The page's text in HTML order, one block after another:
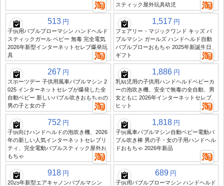
スティック屋外玩具幼児
513 円
子供用バブルブローマシン ハンドヘルド
スティックガール ベビー 無毒 完全電気
2026年新型インターネットセレブ爆発玩
具
1,517 円
フェアリー・マジックワンド キッズ バ
ブルマシン ガールズ ハンドヘルド自動
バブルブローおもちゃ 2025年新誕生日
ギフト
267 円
スポーツデー 子供用風車バブルマシン 2
025 インターネットセレブが爆発した全
自動ベビー 新しいバブル吹きおもちゃの
男の子と女の子
1,886 円
乳幼児用の子供用ハンドヘルドベビーカ
ーの泡吹き機、安全で無毒の全自動、男
女ともに 2026年インターネットセレブ
ヒット
752 円
子供向けハンドヘルドの泡吹き機、2026
年の新しい人気インターネットセレブリ
ティ、完全電動バブルスティック屋外お
もちゃ
1,818 円
子供風車バブルマシン自動ベビー電動バ
ブル吹き棒 男の子・女の子用ハンドヘル
ドおもちゃ 2026年新品
918 円
2025年新型エアキャノンバブルマシン
689 円
子供用バブルブローマシン ハンドヘルド